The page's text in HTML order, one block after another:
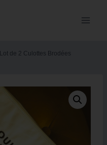
Lot de 2 Culottes Brodées